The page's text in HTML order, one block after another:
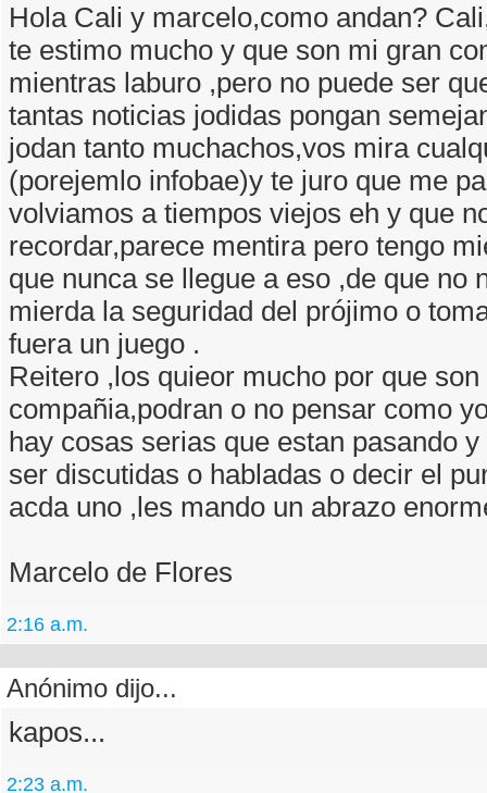
Hola Cali y marcelo,como andan?
te estimo mucho y que son mi gran
mientras laburo ,pero no puede ser
tantas noticias jodidas pongan
jodan tanto muchachos,vos mira
(porejemlo infobae)y te juro que me
volviamos a tiempos viejos eh y que
recordar,parece mentira pero tengo
que nunca se llegue a eso ,de que no
mierda la seguridad del prójimo o
fuera un juego .
Reitero ,los quieor mucho por que son
compañia,podran o no pensar como
hay cosas serias que estan pasando
ser discutidas o habladas o decir el
acda uno ,les mando un abrazo
Marcelo de Flores
2:16 a.m.
Anónimo dijo...
kapos...
2:23 a.m.